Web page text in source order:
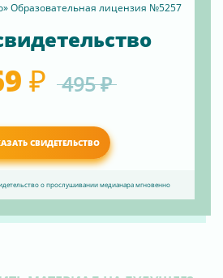
Образовательная лицензия №5257
₽ 495 ₽
СВИДЕТЕЛЬСТВО
о прослушивании медианара мгновенно